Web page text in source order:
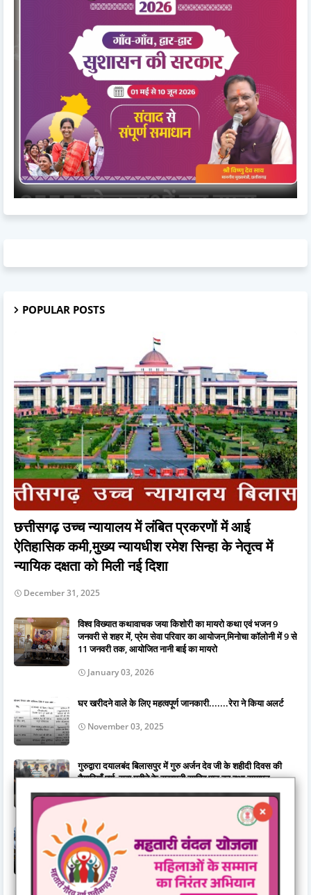
POPULAR POSTS
छत्तीसगढ़ उच्च न्यायालय में लंबित प्रकरणों में आई
ऐतिहासिक कमी,मुख्य न्यायधीश रमेश सिन्हा के नेतृत्व में
न्यायिक दक्षता को मिली नई दिशा
December 31, 2025
विश्व विख्यात कथावाचक जया किशोरी का मायरो कथा एवं भजन 9
जनवरी से शहर में, प्रेम सेवा परिवार का आयोजन,मिनोचा कॉलोनी में 9 से
11 जनवरी तक, आयोजित नानी बाई का मायरो
January 03, 2026
घर खरीदने वाले के लिए महत्वपूर्ण जानकारी.......रेरा ने किया अलर्ट
November 03, 2025
गुरुद्वारा दयालबंद बिलासपुर में गुरु अर्जन देव जी के शहीदी दिवस की
तैयारियाँ पूर्ण, सवा महीने के सुखमनी साहिब पाठ का हुआ समापन
June 15, 2026
जिला स्तरीय राज्योत्सव 2025 : केंद्रीय राज्यमंत्री तोखन साहू ने
दिव्यांगजनों को दिए ट्रायसायकल एवं व्हीलचेयर,ट्रायसायकल और
व्हीलचेयर पाकर खिले दिव्यांगजनों के चेहरे
November 03, 2025